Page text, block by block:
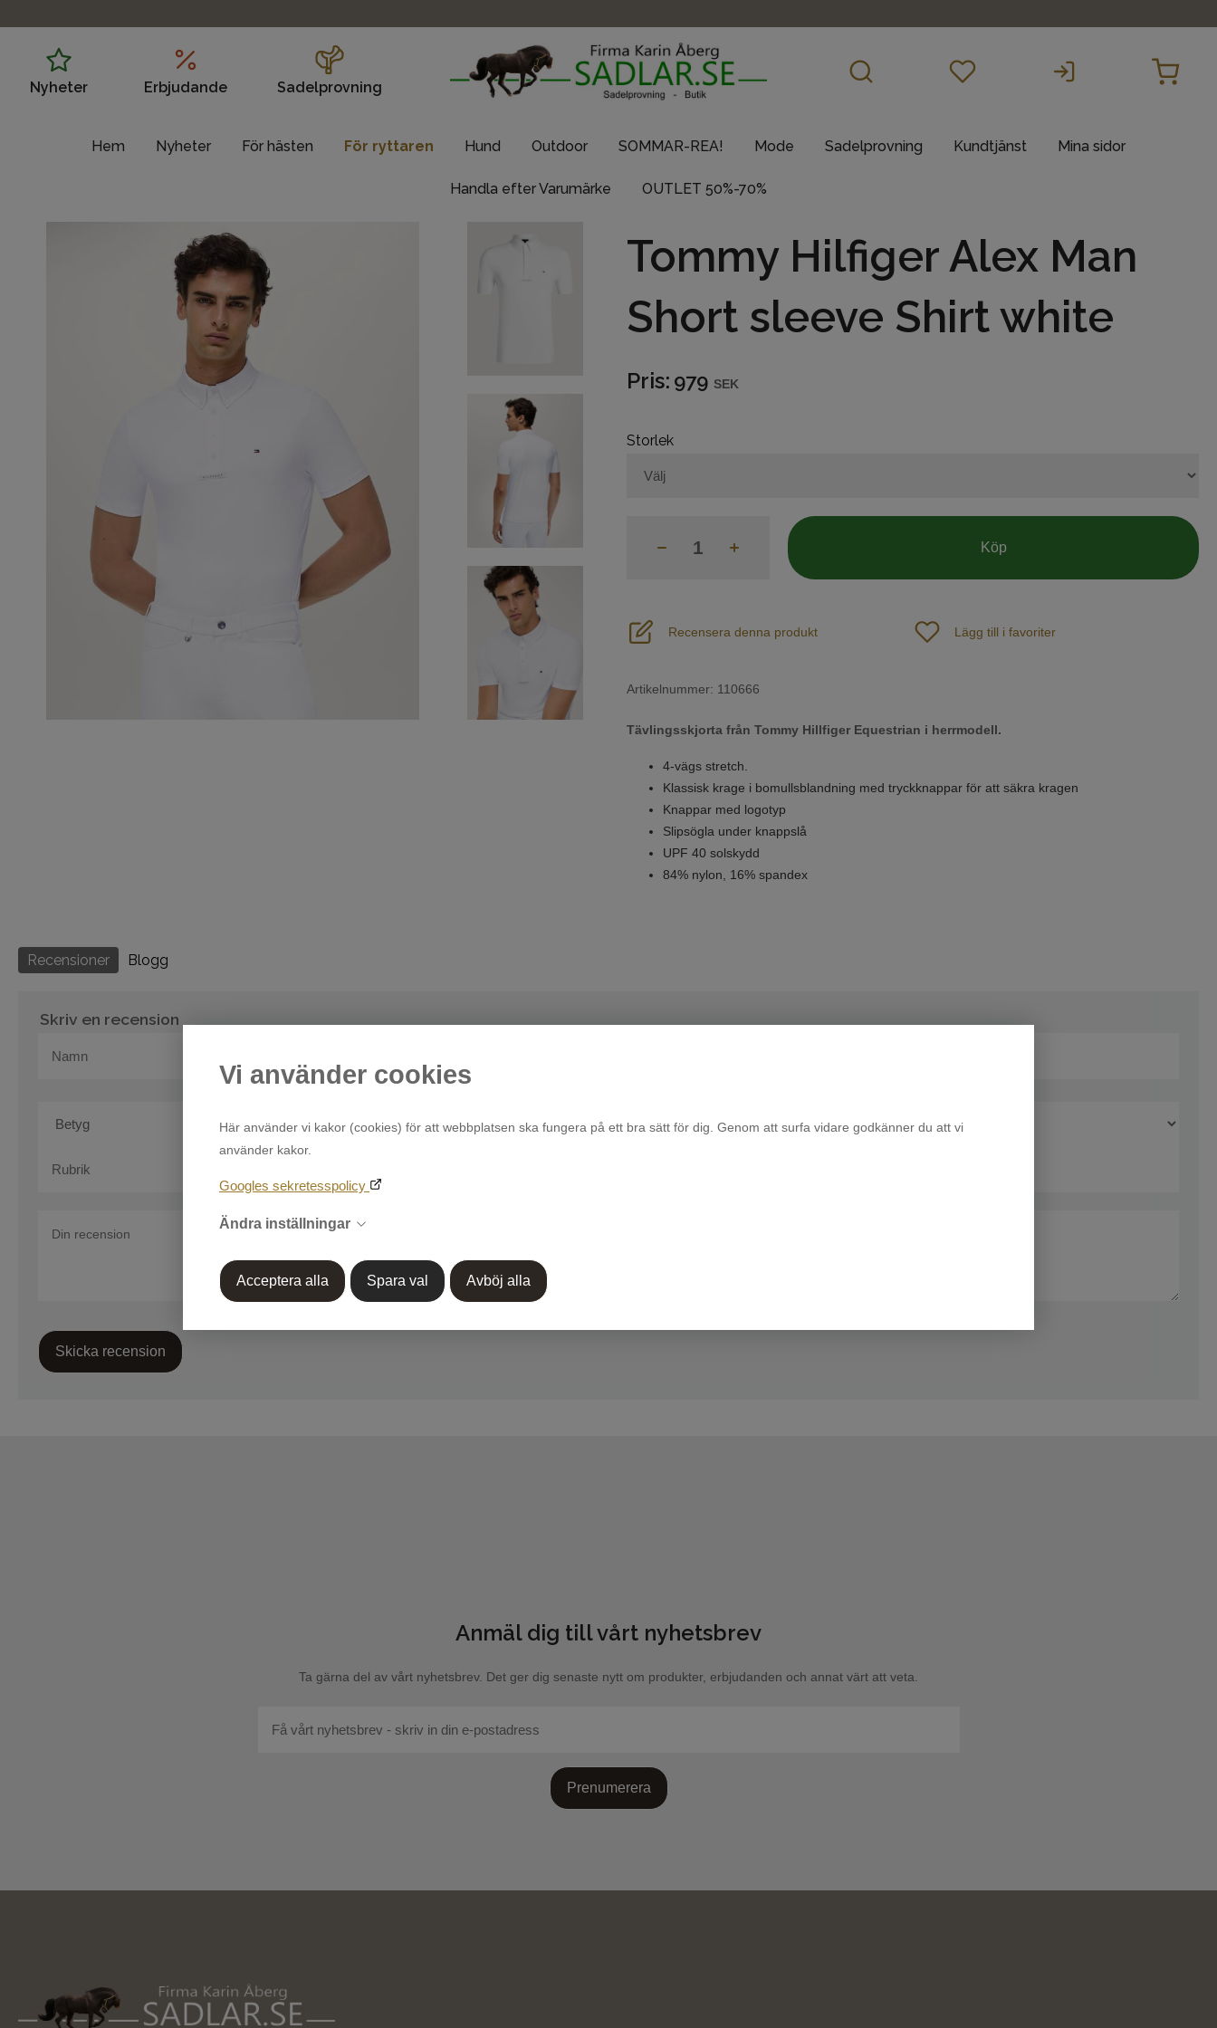
Vi använder cookies
Här använder vi kakor (cookies) för att webbplatsen ska fungera på ett bra sätt för dig. Genom att surfa vidare godkänner du att vi
använder kakor.
Googles sekretesspolicy
Ändra inställningar
Acceptera alla Spara val Avböj alla
Nyheter Erbjudande Sadelprovning
Hem Nyheter För hästen För ryttaren Hund Outdoor SOMMAR-REA! Mode Sadelprovning Kundtjänst Mina sidor
Handla efter Varumärke OUTLET 50%-70%
Tommy Hilfiger Alex Man
Short sleeve Shirt white
Pris: 979 SEK
Storlek
Köp
Recensera denna produkt Lägg till i favoriter
Artikelnummer: 110666
Tävlingsskjorta från Tommy Hillfiger Equestrian i herrmodell.
4-vägs stretch.
Klassisk krage i bomullsblandning med tryckknappar för att säkra kragen
Knappar med logotyp
Slipsögla under knappslå
UPF 40 solskydd
84% nylon, 16% spandex
Recensioner
Skriv en recension
Skicka recension
Blogg
Anmäl dig till vårt nyhetsbrev
Ta gärna del av vårt nyhetsbrev. Det ger dig senaste nytt om produkter, erbjudanden och annat värt att veta.
Prenumerera